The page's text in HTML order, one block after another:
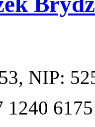
, NIP:
1240